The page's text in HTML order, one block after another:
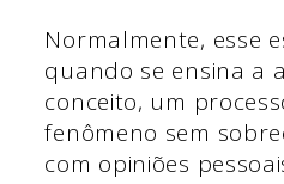
Normalmente, esse
quando se ensina a
conceito, um
fenômeno sem
com opiniões